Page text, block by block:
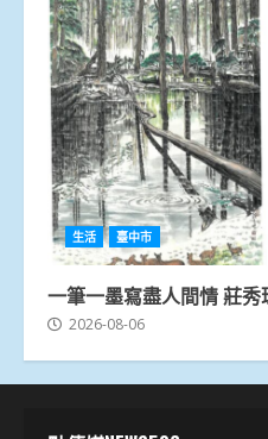
生活 臺中市
一筆一墨寫盡人間情 莊
2026-08-06